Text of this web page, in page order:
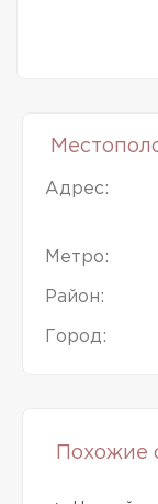
Адрес:
Метро:
Район:
Город:
Похожие